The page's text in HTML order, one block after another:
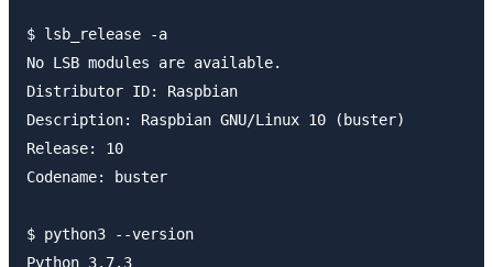
$ lsb_release -a
No LSB modules are available.
Distributor ID: Raspbian
Description: Raspbian GNU/Linux 10 (buster)
Release: 10
Codename: buster
$ python3 --version
Python 3.7.3